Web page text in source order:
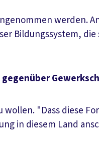
werden.
Bildungssystem,
"Dass diese
in diesem Land